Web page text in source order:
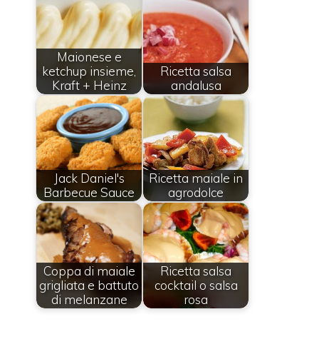
Maionese e
ketchup insieme,
Kraft + Heinz
Ricetta salsa
andalusa
Jack Daniel's
Barbecue Sauce
Ricetta maiale in
agrodolce
Coppa di maiale
grigliata e battuto
di melanzane
Ricetta salsa
cocktail o salsa
rosa